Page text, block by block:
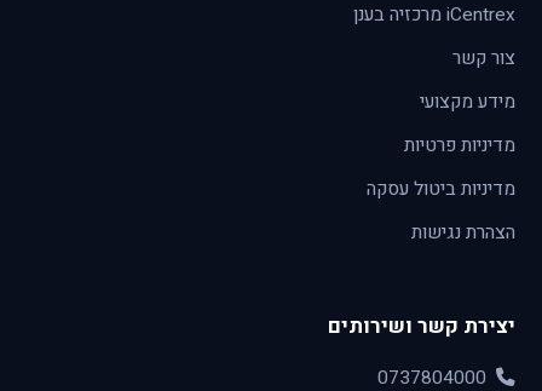
iCentrex מרכזיה בענן
צור קשר
מידע מקצועי
מדיניות פרטיות
מדיניות ביטול עסקה
הצהרת נגישות
יצירת קשר ושירותים
0737804000